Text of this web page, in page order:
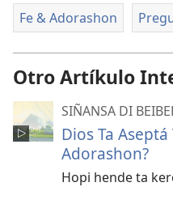
Fe & Adorashon
Otro Artíkulo
SIÑANSA DI
Dios Ta
Adorashon?
Hopi hende ta